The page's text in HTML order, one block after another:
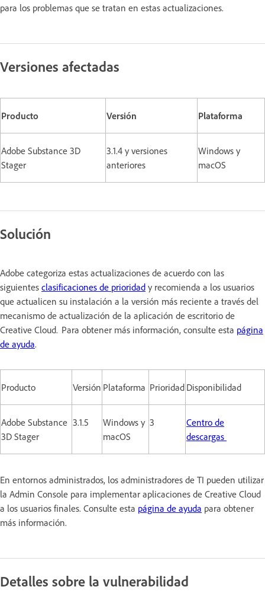
para los problemas que se tratan en estas actualizaciones.
Versiones afectadas
Producto Versión Plataforma
Adobe Substance 3D
Stager
3.1.4 y versiones
anteriores
Windows y
macOS
Solución
Adobe categoriza estas actualizaciones de acuerdo con las
siguientes clasificaciones de prioridad y recomienda a los usuarios
que actualicen su instalación a la versión más reciente a través del
mecanismo de actualización de la aplicación de escritorio de
Creative Cloud. Para obtener más información, consulte esta página
de ayuda.
Producto Versión Plataforma Prioridad Disponibilidad
Adobe Substance
3D Stager
3.1.5
Windows y
macOS
3
Centro de
descargas
En entornos administrados, los administradores de TI pueden utilizar
la Admin Console para implementar aplicaciones de Creative Cloud
a los usuarios finales. Consulte esta página de ayuda para obtener
más información.
Detalles sobre la vulnerabilidad